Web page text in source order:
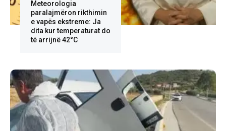
Meteorologia
paralajmëron rikthimin
e vapës ekstreme: Ja
dita kur temperaturat do
të arrijnë 42°C